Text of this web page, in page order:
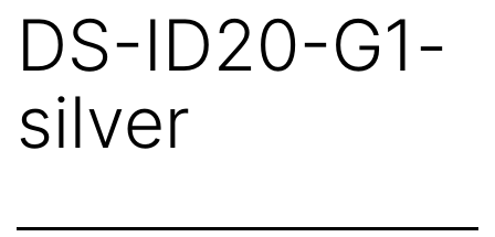
DS-ID20-G1-
silver